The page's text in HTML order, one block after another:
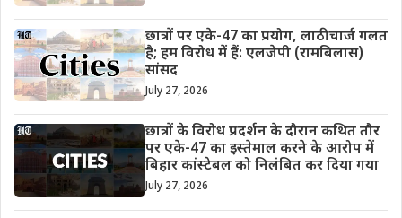
छात्रों पर एके-47 का प्रयोग, लाठीचार्ज गलत
है; हम विरोध में हैं: एलजेपी (रामबिलास)
सांसद
July 27, 2026
छात्रों के विरोध प्रदर्शन के दौरान कथित तौर
पर एके-47 का इस्तेमाल करने के आरोप में
बिहार कांस्टेबल को निलंबित कर दिया गया
July 27, 2026